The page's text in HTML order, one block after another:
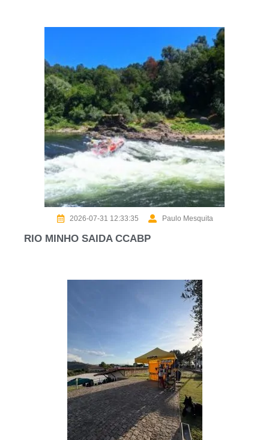
2026-07-31 12:33:35 Paulo Mesquita
RIO MINHO SAIDA CCABP